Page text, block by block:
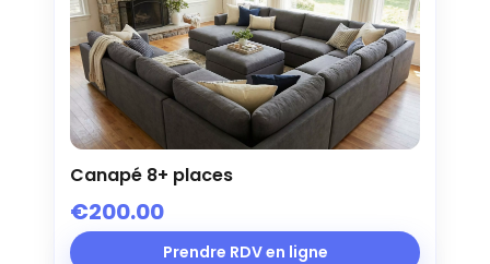
Canapé 8+ places
€200.00
Prendre RDV en ligne